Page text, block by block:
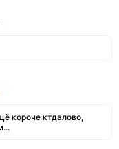
короче ктдалово,